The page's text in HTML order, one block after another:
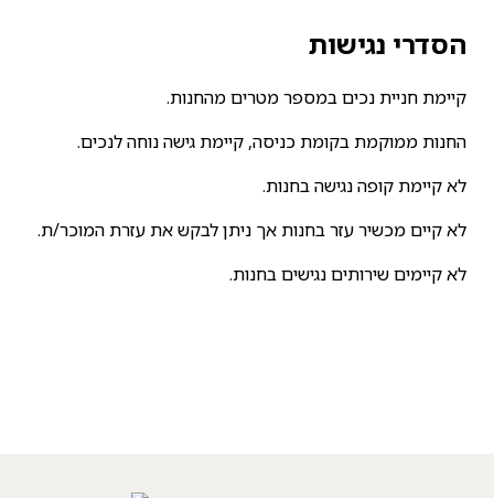
הסדרי נגישות
קיימת חניית נכים במספר מטרים מהחנות.
החנות ממוקמת בקומת כניסה, קיימת גישה נוחה לנכים.
לא קיימת קופה נגישה בחנות.
לא קיים מכשיר עזר בחנות אך ניתן לבקש את עזרת המוכר/ת.
לא קיימים שירותים נגישים בחנות.